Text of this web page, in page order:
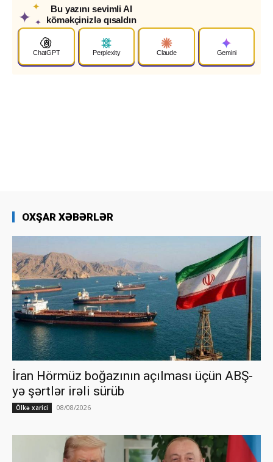
✦
✦
✦
Bu yazını sevimli AI
köməkçinizlə qısaldın
ChatGPT Perplexity Claude Gemini
OXŞAR XƏBƏRLƏR
İran Hörmüz boğazının açılması üçün ABŞ-
yə şərtlər irəli sürüb
Ölkə xarici 08/08/2026